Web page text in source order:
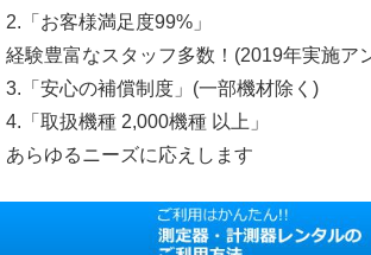
2.「お客様満足度99%」
経験豊富なスタッフ多数！(2019年実施ア
3.「安心の補償制度」(一部機材除く)
4.「取扱機種 2,000機種 以上」
あらゆるニーズに応えします